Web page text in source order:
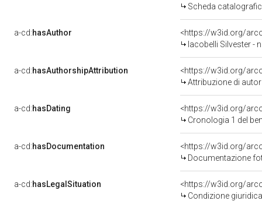
Scheda
a-cd:hasAuthor
<https://w3id.org/
Iacobelli Silvester -
a-cd:hasAuthorshipAttribution
<https://w3id.org/
Attribuzione di
a-cd:hasDating
<https://w3id.org/
Cronologia 1 del
a-cd:hasDocumentation
Documentazione
a-cd:hasLegalSituation
Condizione